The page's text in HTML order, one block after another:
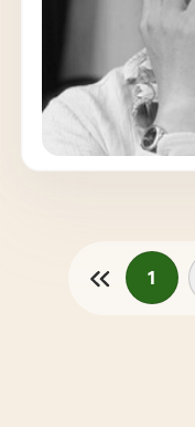
hilfsbereit, die
Organisation
ansprechbar
geregelt. Es
Wochen und
weiter
1